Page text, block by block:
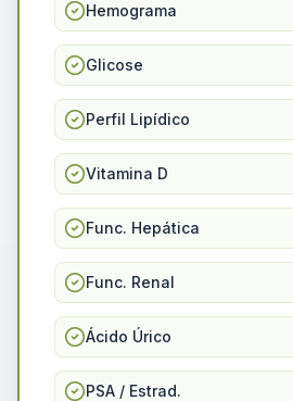
Hemograma
Glicose
Perfil Lipídico
Vitamina D
Func. Hepática
Func. Renal
Ácido Úrico
PSA / Estrad.